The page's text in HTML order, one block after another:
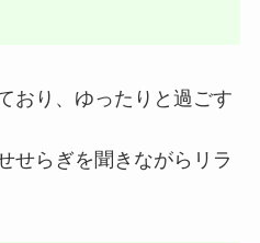
おり、ゆったりと過ごす
せらぎを聞きながらリラ